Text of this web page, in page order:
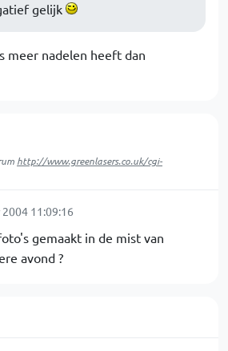
gelijk
meer nadelen heeft dan
http://www.greenlasers.co.uk/cgi-
11:09:16
gemaakt in de mist van
avond ?